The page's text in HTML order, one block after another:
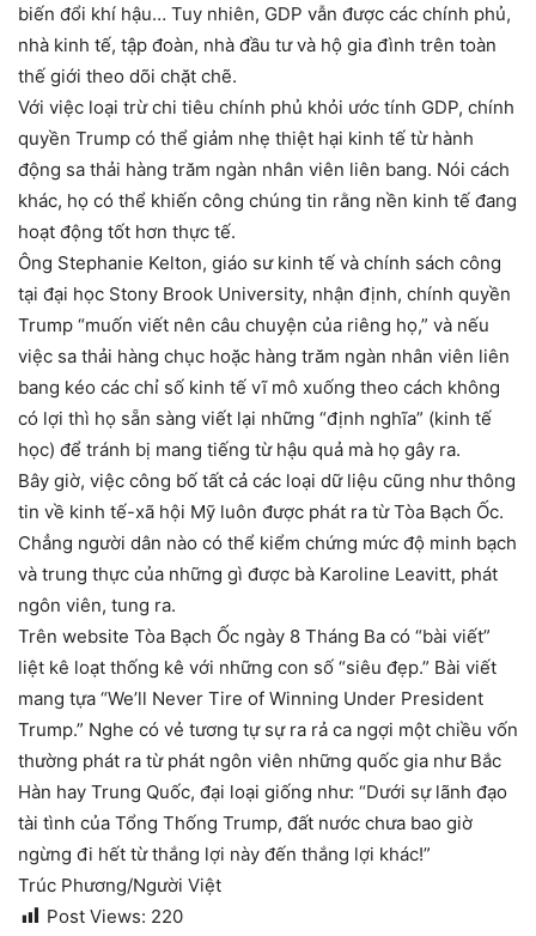
biến đổi khí hậu… Tuy nhiên, GDP vẫn được các chính phủ,
nhà kinh tế, tập đoàn, nhà đầu tư và hộ gia đình trên toàn
thế giới theo dõi chặt chẽ.
Với việc loại trừ chi tiêu chính phủ khỏi ước tính GDP, chính
quyền Trump có thể giảm nhẹ thiệt hại kinh tế từ hành
động sa thải hàng trăm ngàn nhân viên liên bang. Nói cách
khác, họ có thể khiến công chúng tin rằng nền kinh tế đang
hoạt động tốt hơn thực tế.
Ông Stephanie Kelton, giáo sư kinh tế và chính sách công
tại đại học Stony Brook University, nhận định, chính quyền
Trump “muốn viết nên câu chuyện của riêng họ,” và nếu
việc sa thải hàng chục hoặc hàng trăm ngàn nhân viên liên
bang kéo các chỉ số kinh tế vĩ mô xuống theo cách không
có lợi thì họ sẵn sàng viết lại những “định nghĩa” (kinh tế
học) để tránh bị mang tiếng từ hậu quả mà họ gây ra.
Bây giờ, việc công bố tất cả các loại dữ liệu cũng như thông
tin về kinh tế-xã hội Mỹ luôn được phát ra từ Tòa Bạch Ốc.
Chẳng người dân nào có thể kiểm chứng mức độ minh bạch
và trung thực của những gì được bà Karoline Leavitt, phát
ngôn viên, tung ra.
Trên website Tòa Bạch Ốc ngày 8 Tháng Ba có “bài viết”
liệt kê loạt thống kê với những con số “siêu đẹp.” Bài viết
mang tựa “We’ll Never Tire of Winning Under President
Trump.” Nghe có vẻ tương tự sự ra rả ca ngợi một chiều vốn
thường phát ra từ phát ngôn viên những quốc gia như Bắc
Hàn hay Trung Quốc, đại loại giống như: “Dưới sự lãnh đạo
tài tình của Tổng Thống Trump, đất nước chưa bao giờ
ngừng đi hết từ thắng lợi này đến thắng lợi khác!”
Trúc Phương/Người Việt
Post Views: 220